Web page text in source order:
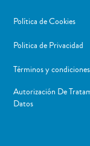
Política de Cookies
Politica de Privacidad
Términos y condiciones
Autorización De
Datos